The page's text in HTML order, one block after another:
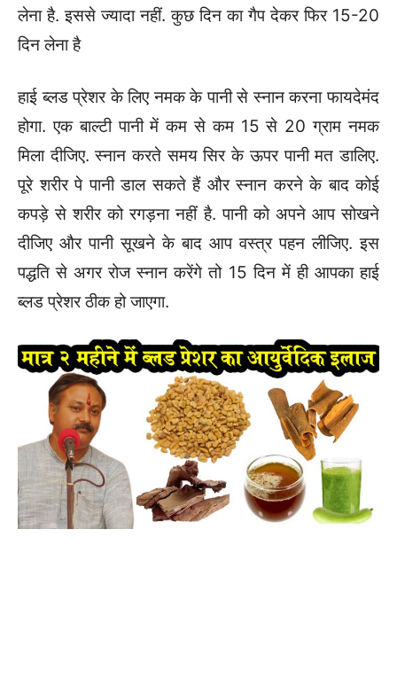
लेना है. इससे ज्यादा नहीं. कुछ दिन का गैप देकर फिर 15-20
दिन लेना है
हाई ब्लड प्रेशर के लिए नमक के पानी से स्नान करना फायदेमंद
होगा. एक बाल्टी पानी में कम से कम 15 से 20 ग्राम नमक
मिला दीजिए. स्नान करते समय सिर के ऊपर पानी मत डालिए.
पूरे शरीर पे पानी डाल सकते हैं और स्नान करने के बाद कोई
कपड़े से शरीर को रगड़ना नहीं है. पानी को अपने आप सोखने
दीजिए और पानी सूखने के बाद आप वस्त्र पहन लीजिए. इस
पद्धति से अगर रोज स्नान करेंगे तो 15 दिन में ही आपका हाई
ब्लड प्रेशर ठीक हो जाएगा.